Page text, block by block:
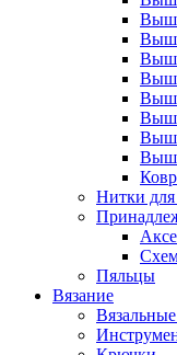
Нитки
Пяльцы
Вязание